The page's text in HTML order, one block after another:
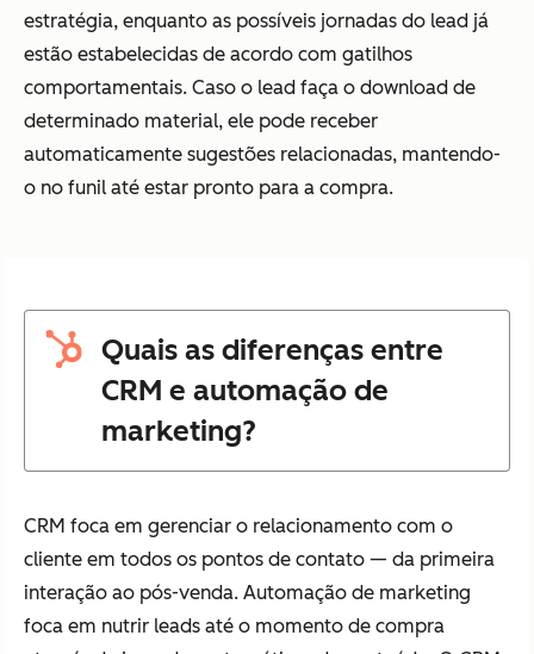
estratégia, enquanto as possíveis jornadas do lead já
estão estabelecidas de acordo com gatilhos
comportamentais. Caso o lead faça o download de
determinado material, ele pode receber
automaticamente sugestões relacionadas, mantendo-
o no funil até estar pronto para a compra.
Quais as diferenças entre
CRM e automação de
marketing?
CRM foca em gerenciar o relacionamento com o
cliente em todos os pontos de contato — da primeira
interação ao pós-venda. Automação de marketing
foca em nutrir leads até o momento de compra